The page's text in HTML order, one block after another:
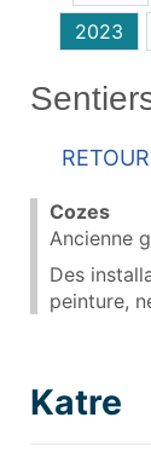
2023
Retour
Cozes
Ancienne
Des
peinture,
Katre